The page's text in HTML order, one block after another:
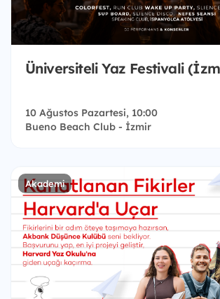
Üniversiteli Yaz Festivali
10 Ağustos Pazartesi, 10:00
Bueno Beach Club - İzmir
Akademi